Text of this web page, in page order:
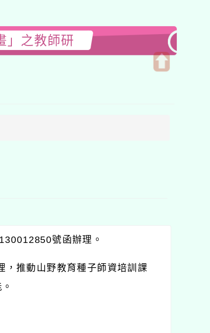
」之教師研
號函辦理。
，推動山野教育種子師資培訓課